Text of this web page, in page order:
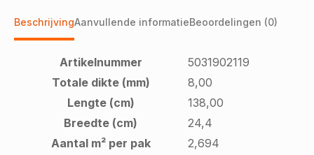
BeschrijvingAanvullende informatieBeoordelingen (0)
Artikelnummer
5031902119
Totale dikte (mm)
8,00
Lengte (cm)
138,00
Breedte (cm)
24,4
Aantal m² per pak
2,694